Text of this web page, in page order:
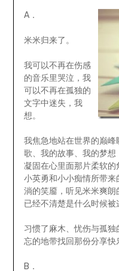
A．
米米归来了。
我可以不再在伤感
的音乐里哭泣，我
可以不再在孤独的
文字中迷失，我
想。
我焦急地站在世界的巅
歌、我的故事、我的梦
凝固在心里面那片柔软
小英勇和小小痴情所带
淌的笑靥，听见米米爽
已经不清楚是什么时候被
习惯了麻木、忧伤与孤
忘的地带找回那份分享快
B．